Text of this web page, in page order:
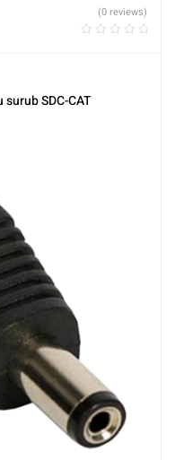
(0 reviews)
SDC-CAT